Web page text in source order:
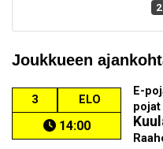
Joukkueen
3 ELO
14:00
E-
pojat